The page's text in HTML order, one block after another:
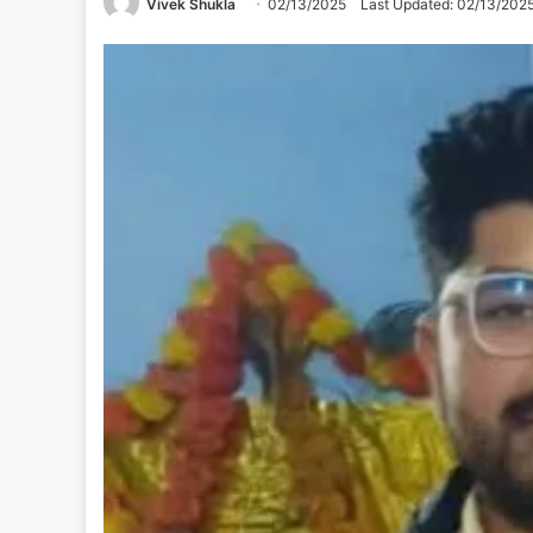
Vivek Shukla 02/13/2025 Last Updated: 02/13/